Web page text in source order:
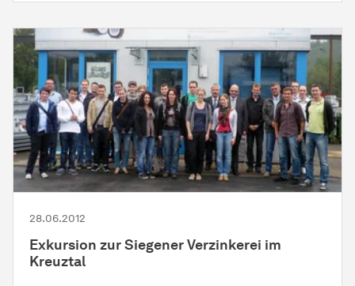
28.06.2012
Exkursion zur Siegener Verzinkerei im
Kreuztal